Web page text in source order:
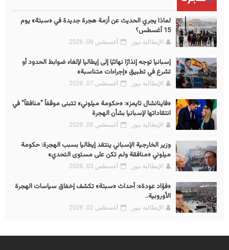
لماذا يجري الحديث عن أزمة هجرة جديدة في «سبتة» يوم
15 أغسطس؟
الإيطالية نيوز أغسطس 08, 2026
إسبانيا توجه إنذارًا نهائيًا إلى إيطاليا لإلغاء ضوابط الحدود أو
تشرع في تطبيق «إجراءات متناسبة»
الإيطالية نيوز أغسطس 07, 2026
«فاينانشال تايمز»: «حكومة ميلوني» تتبنى موقفاً "منافقاً" في
انتقاداتها لإسبانيا بشأن الهجرة
الإيطالية نيوز أغسطس 06, 2026
وزير الخارجية الإسباني ينتقد إيطاليا بسبب الهجرة: حكومة
ميلوني «منافقة ولم تكن على مستوى التحدي»
الإيطالية نيوز أغسطس 03, 2026
«فؤاد عودة»: أحداث «سبتة» تكشف إخفاق سياسات الهجرة
الأوروبية..
الإيطالية نيوز أغسطس 02, 2026